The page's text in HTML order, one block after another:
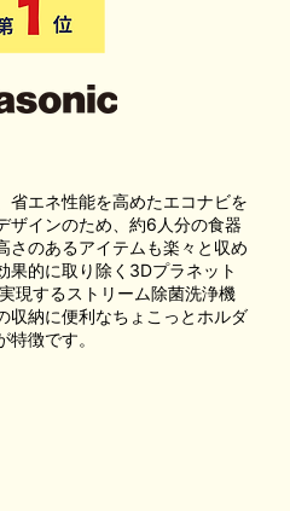
省エネ性能を高めたエコナビを
ザインのため、約6人分の食器
さのあるアイテムも楽々と収め
果的に取り除く3Dプラネット
現するストリーム除菌洗浄機
収納に便利なちょこっとホルダ
徴です。